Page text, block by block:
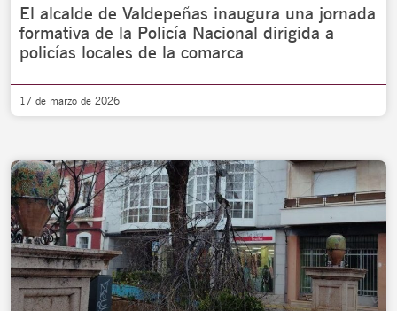
El alcalde de Valdepeñas inaugura una jornada
formativa de la Policía Nacional dirigida a
policías locales de la comarca
17 de marzo de 2026